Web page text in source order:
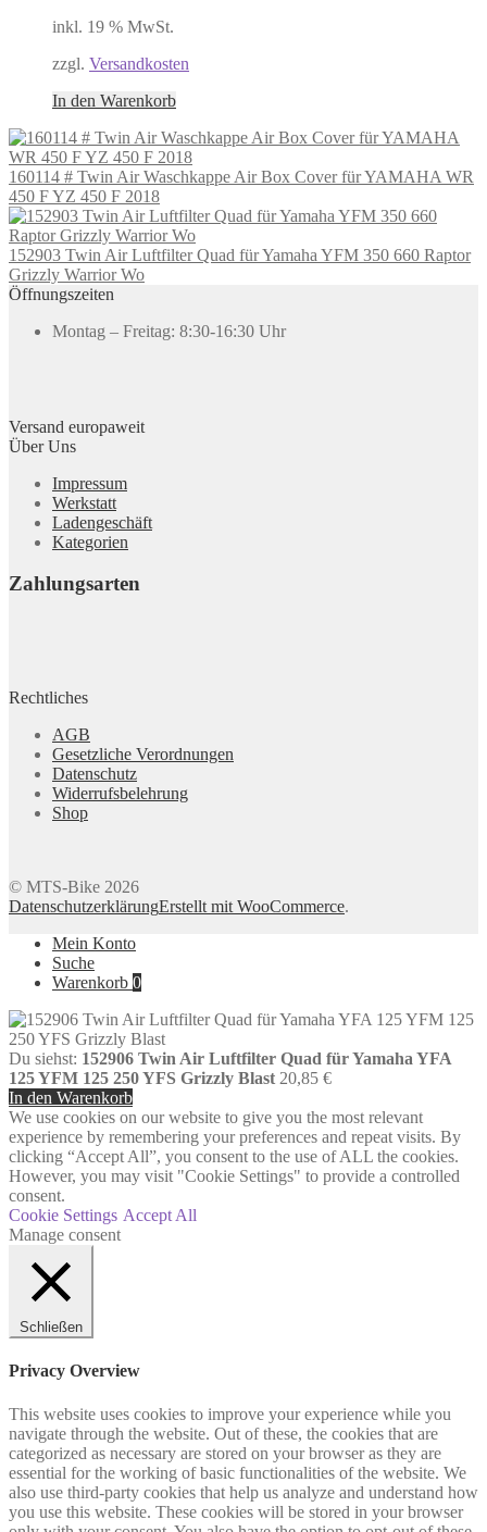
inkl. 19 % MwSt.
zzgl. Versandkosten
In den Warenkorb
160114 # Twin Air Waschkappe Air Box Cover für YAMAHA WR
450 F YZ 450 F 2018
152903 Twin Air Luftfilter Quad für Yamaha YFM 350 660 Raptor
Grizzly Warrior Wo
Öffnungszeiten
Montag – Freitag: 8:30-16:30 Uhr
Versand europaweit
Über Uns
Impressum
Werkstatt
Ladengeschäft
Kategorien
Zahlungsarten
Rechtliches
AGB
Gesetzliche Verordnungen
Datenschutz
Widerrufsbelehrung
Shop
© MTS-Bike 2026
DatenschutzerklärungErstellt mit WooCommerce.
Mein Konto
Suche
Warenkorb 0
Du siehst: 152906 Twin Air Luftfilter Quad für Yamaha YFA
125 YFM 125 250 YFS Grizzly Blast 20,85 €
In den Warenkorb
We use cookies on our website to give you the most relevant
experience by remembering your preferences and repeat visits. By
clicking “Accept All”, you consent to the use of ALL the cookies.
However, you may visit "Cookie Settings" to provide a controlled
consent.
Cookie Settings Accept All
Manage consent
Schließen
Privacy Overview
This website uses cookies to improve your experience while you
navigate through the website. Out of these, the cookies that are
categorized as necessary are stored on your browser as they are
essential for the working of basic functionalities of the website. We
also use third-party cookies that help us analyze and understand how
you use this website. These cookies will be stored in your browser